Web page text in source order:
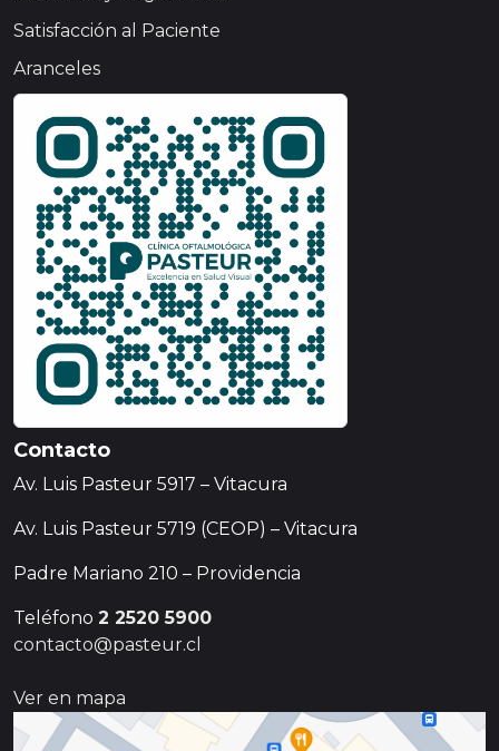
Satisfacción al Paciente
Aranceles
Contacto
Av. Luis Pasteur 5917 – Vitacura
Av. Luis Pasteur 5719 (CEOP) – Vitacura
Padre Mariano 210 – Providencia
Teléfono 2 2520 5900
contacto@pasteur.cl
Ver en mapa